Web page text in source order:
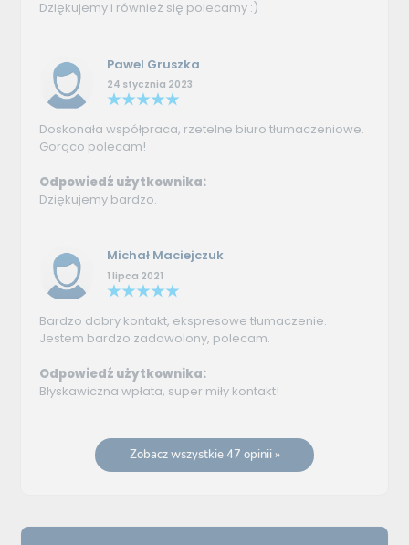
Dziękujemy i również się polecamy :)
Pawel Gruszka
24 stycznia 2023
Doskonała współpraca, rzetelne biuro tłumaczeniowe.
Gorąco polecam!
Odpowiedź użytkownika:
Dziękujemy bardzo.
Michał Maciejczuk
1 lipca 2021
Bardzo dobry kontakt, ekspresowe tłumaczenie.
Jestem bardzo zadowolony, polecam.
Odpowiedź użytkownika:
Błyskawiczna wpłata, super miły kontakt!
Zobacz wszystkie 47 opinii »